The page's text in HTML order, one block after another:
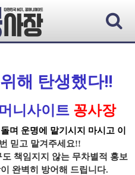
해 탄생했다!!
니사이트 꽁사장
며 운명에 맡기시지 마시고 이
믿고 맡겨주세요!!
도 책임지지 않는 무차별적 홍보
이 완벽히 방어해 드립니다.